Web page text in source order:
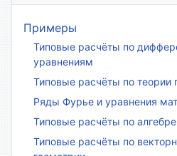
Примеры
Типовые расчёты по
уравнениям
Типовые расчёты по теории
Ряды Фурье и уравнения
Типовые расчёты по
Типовые расчёты по